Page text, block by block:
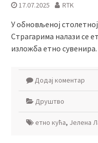
17.07.2025 RTK
У обновљеној
Страгарима налази се
изложба етно сувенира.
Додај коментар
Друштво
етно кућа, Јелена